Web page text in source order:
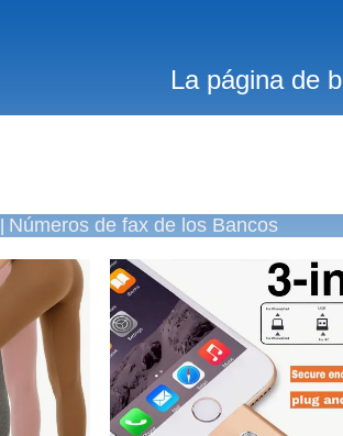
La página de
Números de fax de los Bancos